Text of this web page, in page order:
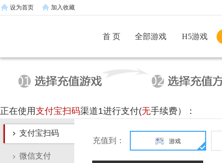
设为首页 加入收藏
首 页 全部游戏 H5游戏
正在使用支付宝扫码渠道1进行支付(无手续费）：
支付宝扫码
微信支付
充值到： 游戏